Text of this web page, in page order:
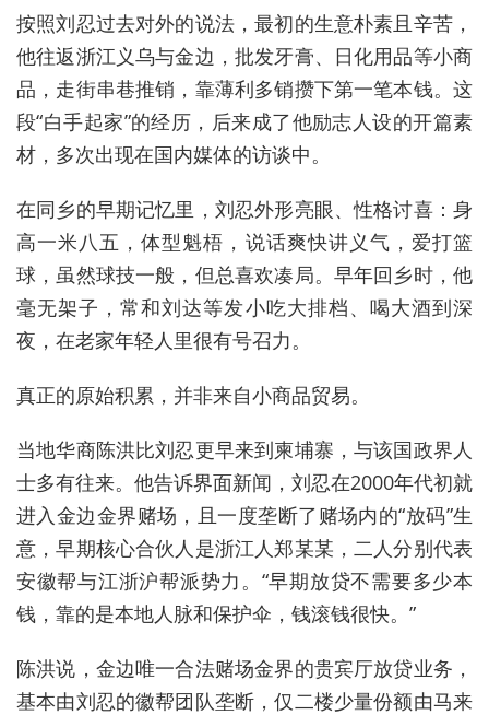
按照刘忍过去对外的说法，最初的生意朴素且辛苦，
他往返浙江义乌与金边，批发牙膏、日化用品等小商
品，走街串巷推销，靠薄利多销攒下第一笔本钱。这
段“白手起家”的经历，后来成了他励志人设的开篇素
材，多次出现在国内媒体的访谈中。
在同乡的早期记忆里，刘忍外形亮眼、性格讨喜：身
高一米八五，体型魁梧，说话爽快讲义气，爱打篮
球，虽然球技一般，但总喜欢凑局。早年回乡时，他
毫无架子，常和刘达等发小吃大排档、喝大酒到深
夜，在老家年轻人里很有号召力。
真正的原始积累，并非来自小商品贸易。
当地华商陈洪比刘忍更早来到柬埔寨，与该国政界人
士多有往来。他告诉界面新闻，刘忍在2000年代初就
进入金边金界赌场，且一度垄断了赌场内的“放码”生
意，早期核心合伙人是浙江人郑某某，二人分别代表
安徽帮与江浙沪帮派势力。“早期放贷不需要多少本
钱，靠的是本地人脉和保护伞，钱滚钱很快。”
陈洪说，金边唯一合法赌场金界的贵宾厅放贷业务，
基本由刘忍的徽帮团队垄断，仅二楼少量份额由马来